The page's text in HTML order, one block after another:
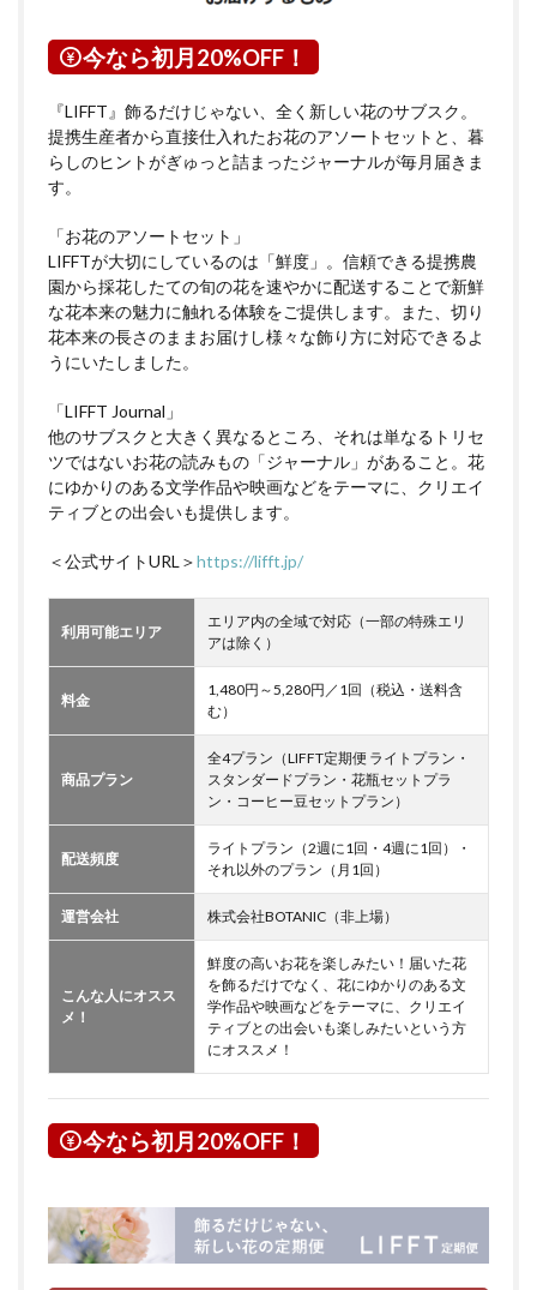
今なら初月20%OFF！
『LIFFT』飾るだけじゃない、全く新しい花のサブスク。
提携生産者から直接仕入れたお花のアソートセットと、暮
らしのヒントがぎゅっと詰まったジャーナルが毎月届きま
す。
「お花のアソートセット」
LIFFTが大切にしているのは「鮮度」。信頼できる提携農
園から採花したての旬の花を速やかに配送することで新鮮
な花本来の魅力に触れる体験をご提供します。また、切り
花本来の長さのままお届けし様々な飾り方に対応できるよ
うにいたしました。
「LIFFT Journal」
他のサブスクと大きく異なるところ、それは単なるトリセ
ツではないお花の読みもの「ジャーナル」があること。花
にゆかりのある文学作品や映画などをテーマに、クリエイ
ティブとの出会いも提供します。
＜公式サイトURL＞https://lifft.jp/
利用可能エリア
エリア内の全域で対応（一部の特殊エリ
アは除く）
料金
1,480円～5,280円／1回（税込・送料含
む）
商品プラン
全4プラン（LIFFT定期便 ライトプラン・
スタンダードプラン・花瓶セットプラ
ン・コーヒー豆セットプラン）
配送頻度
ライトプラン（2週に1回・4週に1回）・
それ以外のプラン（月1回）
運営会社 株式会社BOTANIC（非上場）
こんな人にオスス
メ！
鮮度の高いお花を楽しみたい！届いた花
を飾るだけでなく、花にゆかりのある文
学作品や映画などをテーマに、クリエイ
ティブとの出会いも楽しみたいという方
にオススメ！
今なら初月20%OFF！